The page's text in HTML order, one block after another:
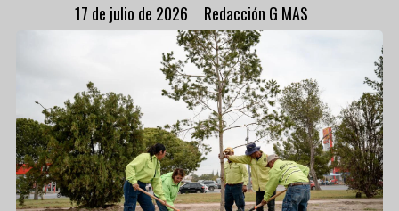
Redacción G MAS
17 de julio de 2026